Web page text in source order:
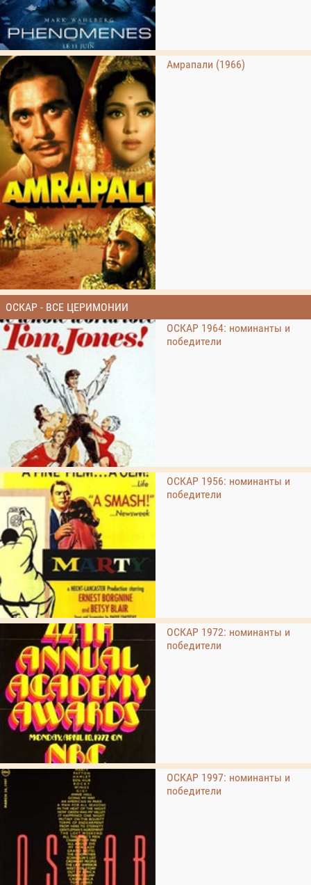
Амрапали (1966)
ОСКАР - ВСЕ ЦЕРИМОНИИ
ОСКАР 1964: номинанты и
победители
ОСКАР 1956: номинанты и
победители
ОСКАР 1972: номинанты и
победители
ОСКАР 1997: номинанты и
победители